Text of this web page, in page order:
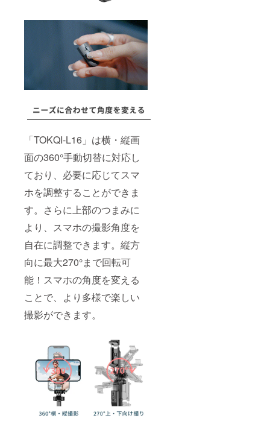
「TOKQI-L16」は横・縦画
面の360°手動切替に対応し
ており、必要に応じてスマ
ホを調整することができま
す。さらに上部のつまみに
より、スマホの撮影角度を
自在に調整できます。縦方
向に最大270°まで回転可
能！スマホの角度を変える
ことで、より多様で楽しい
撮影ができます。